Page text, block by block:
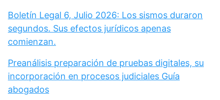
Boletín Legal 6, Julio 2026: Los sismos duraron
segundos. Sus efectos jurídicos apenas
comienzan.
Preanálisis preparación de pruebas digitales, su
incorporación en procesos judiciales Guía
abogados